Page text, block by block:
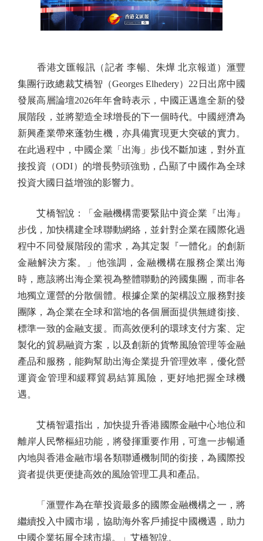
香港文匯報訊（記者 李暢、朱燁 北京報道）滙豐
集團行政總裁艾橋智（Georges Elhedery）22日出席中國
發展高層論壇2026年年會時表示，中國正邁進全新的發
展階段，並將塑造全球增長的下一個時代。中國經濟為
新興產業帶來蓬勃生機，亦具備實現更大突破的實力。
在此過程中，中國企業「出海」步伐不斷加速，對外直
接投資（ODI）的增長勢頭強勁，凸顯了中國作為全球
投資大國日益增強的影響力。
艾橋智說：「金融機構需要緊貼中資企業『出海』
步伐，加快構建全球聯動網絡，並針對企業在國際化過
程中不同發展階段的需求，為其定製『一體化』的創新
金融解決方案。」他強調，金融機構在服務企業出海
時，應該將出海企業視為整體聯動的跨國集團，而非各
地獨立運營的分散個體。根據企業的架構設立服務對接
團隊，為企業在全球和當地的各個層面提供無縫銜接、
標準一致的金融支援。而高效便利的環球支付方案、定
製化的貿易融資方案，以及創新的貨幣風險管理等金融
產品和服務，能夠幫助出海企業提升管理效率，優化營
運資金管理和緩釋貿易結算風險，更好地把握全球機
遇。
艾橋智還指出，加快提升香港國際金融中心地位和
離岸人民幣樞紐功能，將發揮重要作用，可進一步暢通
內地與香港金融市場各類聯通機制間的銜接，為國際投
資者提供更便捷高效的風險管理工具和產品。
「滙豐作為在華投資最多的國際金融機構之一，將
繼續投入中國市場，協助海外客戶捕捉中國機遇，助力
中國企業拓展全球市場。」艾橋智說。